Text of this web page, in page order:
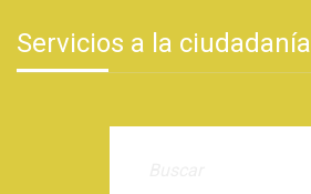
Servicios a la ciudadanía